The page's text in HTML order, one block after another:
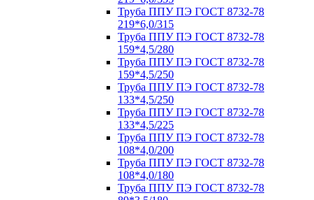
Труба ППУ ПЭ ГОСТ 8732-78
219*6,0/315
Труба ППУ ПЭ ГОСТ 8732-78
159*4,5/280
Труба ППУ ПЭ ГОСТ 8732-78
159*4,5/250
Труба ППУ ПЭ ГОСТ 8732-78
133*4,5/250
Труба ППУ ПЭ ГОСТ 8732-78
133*4,5/225
Труба ППУ ПЭ ГОСТ 8732-78
108*4,0/200
Труба ППУ ПЭ ГОСТ 8732-78
108*4,0/180
Труба ППУ ПЭ ГОСТ 8732-78